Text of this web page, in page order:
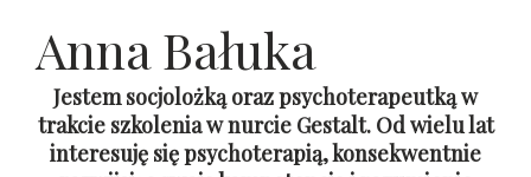
Anna Bałuka
Jestem socjolożką oraz psychoterapeutką w
trakcie szkolenia w nurcie Gestalt. Od wielu lat
interesuję się psychoterapią, konsekwentnie